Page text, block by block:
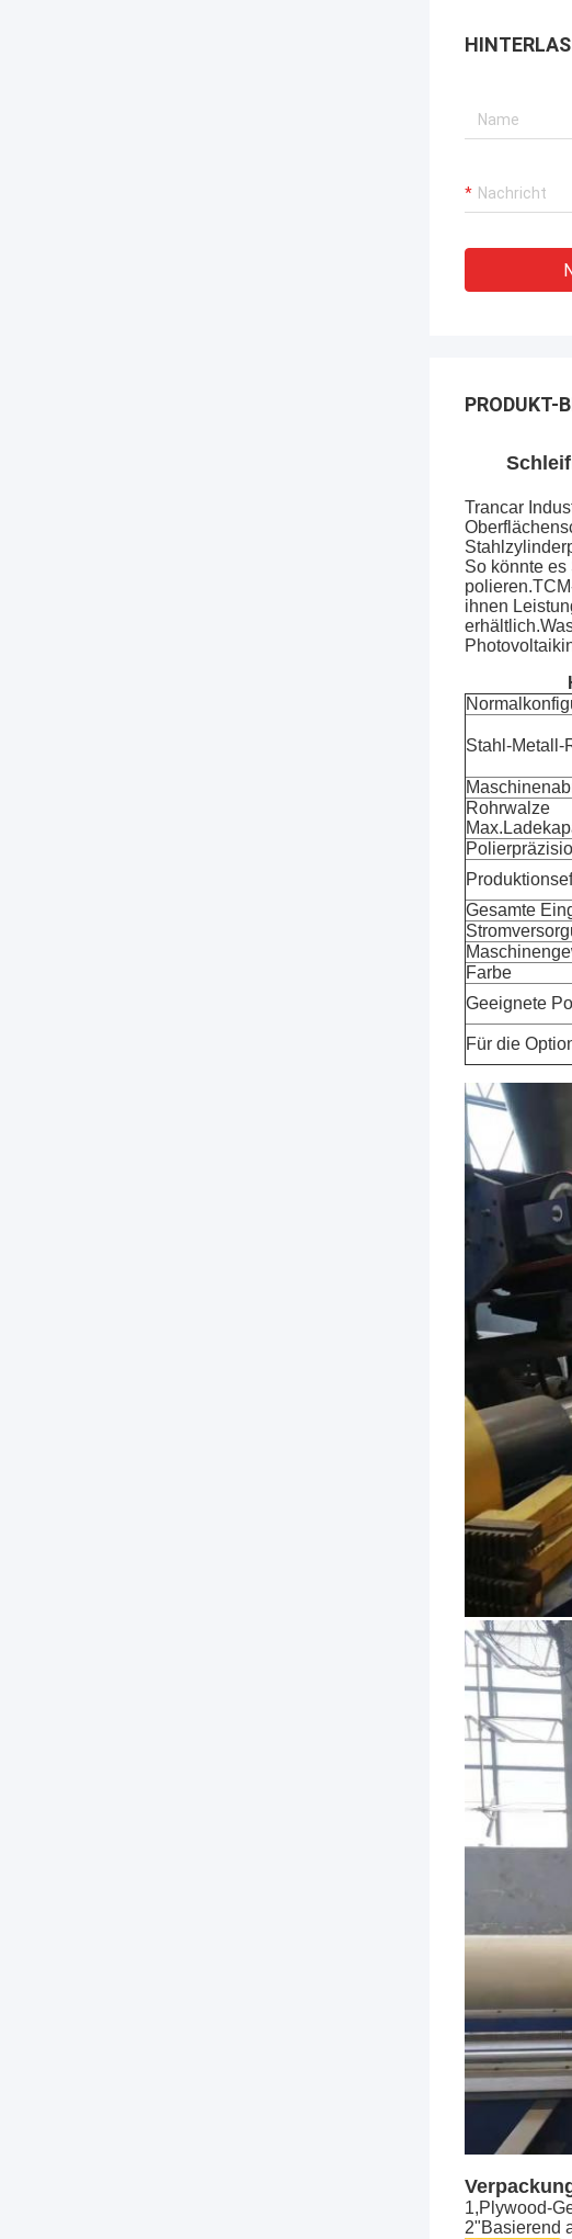
PRODUKT-
Trancar
So könnte
ihnen
Stahl-Metall-
Rohrwalze
Gesamte
Farbe
Geeignete
Für die
1,Plywood-
2"Basierend